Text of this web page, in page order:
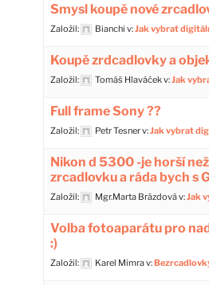
Smysl koupě nové
Založil: Bianchi v:Jak vybrat
Koupě zrdcadlovky a
Založil: Tomáš Hlaváčekv:Jak
Full frame Sony ??
Založil: Petr Tesnerv:Jak vybrat
Nikon d 5300 -je horší
zrcadlovku a ráda bych s
Založil: Mgr.Marta Brázdováv:Jak
Volba fotoaparátu pro
:)
Založil: Karel Mimrav: